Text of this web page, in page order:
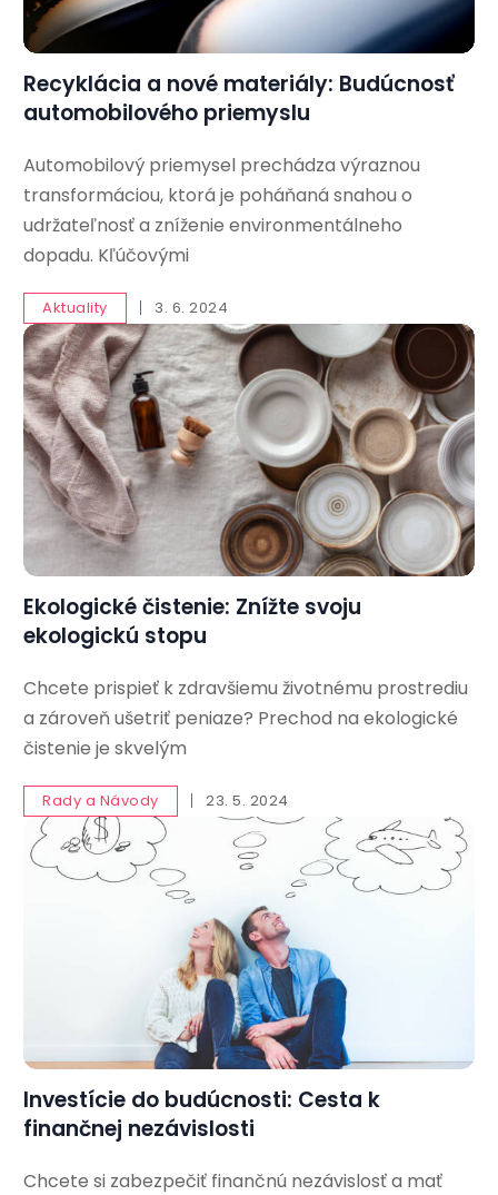
Recyklácia a nové materiály: Budúcnosť
automobilového priemyslu
Automobilový priemysel prechádza výraznou
transformáciou, ktorá je poháňaná snahou o
udržateľnosť a zníženie environmentálneho
dopadu. Kľúčovými
Aktuality 3. 6. 2024
Ekologické čistenie: Znížte svoju
ekologickú stopu
Chcete prispieť k zdravšiemu životnému prostrediu
a zároveň ušetriť peniaze? Prechod na ekologické
čistenie je skvelým
Rady a Návody 23. 5. 2024
Investície do budúcnosti: Cesta k
finančnej nezávislosti
Chcete si zabezpečiť finančnú nezávislosť a mať